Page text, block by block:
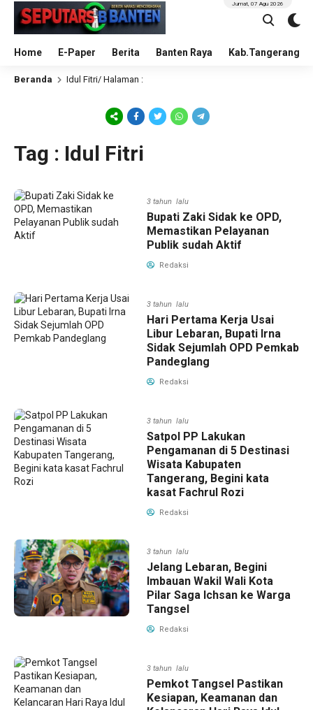
Home E-Paper Berita Banten Raya Kab.Tangerang
Jumat, 07 Agu 2026
Beranda Idul Fitri/ Halaman :
Tag : Idul Fitri
3 tahun lalu
Bupati Zaki Sidak ke OPD,
Memastikan Pelayanan
Publik sudah Aktif
Redaksi
3 tahun lalu
Hari Pertama Kerja Usai
Libur Lebaran, Bupati Irna
Sidak Sejumlah OPD Pemkab
Pandeglang
Redaksi
3 tahun lalu
Satpol PP Lakukan
Pengamanan di 5 Destinasi
Wisata Kabupaten
Tangerang, Begini kata
kasat Fachrul Rozi
Redaksi
3 tahun lalu
Jelang Lebaran, Begini
Imbauan Wakil Wali Kota
Pilar Saga Ichsan ke Warga
Tangsel
Redaksi
3 tahun lalu
Pemkot Tangsel Pastikan
Kesiapan, Keamanan dan